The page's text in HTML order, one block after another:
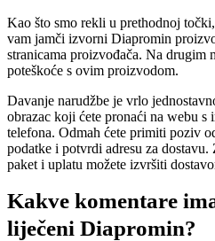
Kao što smo rekli u prethodnoj
vam jamči izvorni Diapromin
stranicama proizvođača. Na drugim
poteškoće s ovim proizvodom.
Davanje narudžbe je vrlo
obrazac koji ćete pronaći na webu s
telefona. Odmah ćete primiti poziv
podatke i potvrdi adresu za
paket i uplatu možete izvršiti
Kakve komentare
liječeni Diapromin?